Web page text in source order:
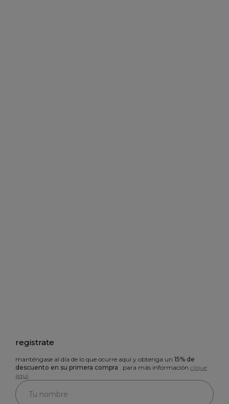
registrate
manténgase al día de lo que ocurre aquí y obtenga un 15% de
descuento en su primera compra . para más información clique
aqui.